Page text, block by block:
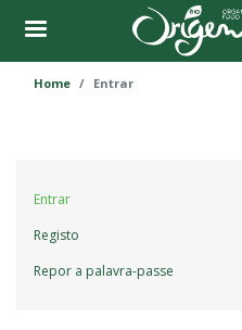
Home Entrar
Primary
Entrar
Registo
Repor a palavra-passe